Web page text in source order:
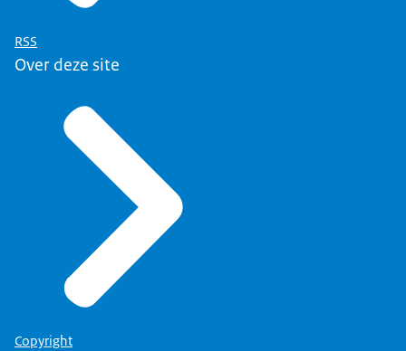
RSS
Over deze site
Copyright